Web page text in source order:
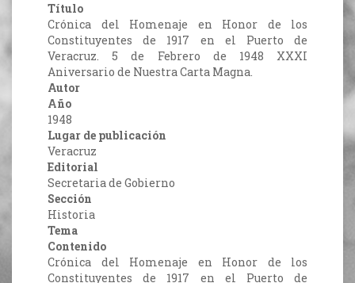
Título
Crónica del Homenaje en Honor de los
Constituyentes de 1917 en el Puerto de
Veracruz. 5 de Febrero de 1948 XXXI
Aniversario de Nuestra Carta Magna.
Autor
Año
1948
Lugar de publicación
Veracruz
Editorial
Secretaria de Gobierno
Sección
Historia
Tema
Contenido
Crónica del Homenaje en Honor de los
Constituyentes de 1917 en el Puerto de